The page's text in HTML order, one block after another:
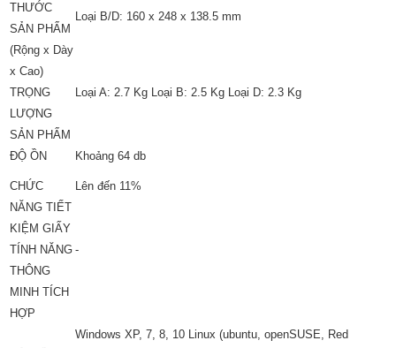
THƯỚC
SẢN PHẨM
Loại B/D: 160 x 248 x 138.5 mm
(Rộng x Dày
x Cao)
TRỌNG
LƯỢNG
SẢN PHẨM
Loại A: 2.7 Kg Loại B: 2.5 Kg Loại D: 2.3 Kg
ĐỘ ỒN Khoảng 64 db
CHỨC
NĂNG TIẾT
KIỆM GIẤY
Lên đến 11%
TÍNH NĂNG -
THÔNG
MINH TÍCH
HỢP
Windows XP, 7, 8, 10 Linux (ubuntu, openSUSE, Red